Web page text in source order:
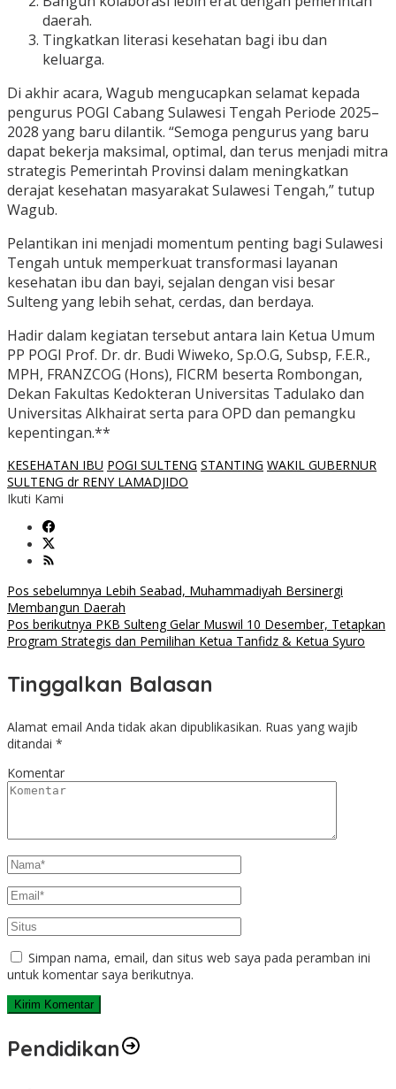
daerah.
Tingkatkan literasi kesehatan bagi ibu dan
keluarga.
Di akhir acara, Wagub mengucapkan selamat kepada
pengurus POGI Cabang Sulawesi Tengah Periode 2025–
2028 yang baru dilantik. “Semoga pengurus yang baru
dapat bekerja maksimal, optimal, dan terus menjadi mitra
strategis Pemerintah Provinsi dalam meningkatkan
derajat kesehatan masyarakat Sulawesi Tengah,” tutup
Wagub.
Pelantikan ini menjadi momentum penting bagi Sulawesi
Tengah untuk memperkuat transformasi layanan
kesehatan ibu dan bayi, sejalan dengan visi besar
Sulteng yang lebih sehat, cerdas, dan berdaya.
Hadir dalam kegiatan tersebut antara lain Ketua Umum
PP POGI Prof. Dr. dr. Budi Wiweko, Sp.O.G, Subsp, F.E.R.,
MPH, FRANZCOG (Hons), FICRM beserta Rombongan,
Dekan Fakultas Kedokteran Universitas Tadulako dan
Universitas Alkhairat serta para OPD dan pemangku
kepentingan.**
KESEHATAN IBU POGI SULTENG STANTING WAKIL GUBERNUR
SULTENG dr RENY LAMADJIDO
Ikuti Kami
Navigasi
pos
Pos sebelumnya Lebih Seabad, Muhammadiyah Bersinergi
Membangun Daerah
Pos berikutnya PKB Sulteng Gelar Muswil 10 Desember, Tetapkan
Program Strategis dan Pemilihan Ketua Tanfidz & Ketua Syuro
Tinggalkan Balasan
Alamat email Anda tidak akan dipublikasikan. Ruas yang wajib
ditandai *
Komentar
Simpan nama, email, dan situs web saya pada peramban ini
untuk komentar saya berikutnya.
Pendidikan